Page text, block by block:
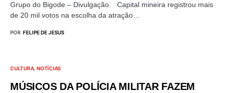
Grupo do Bigode – Divulgação. Capital mineira registrou mais
de 20 mil votos na escolha da atração…
POR FELIPE DE JESUS
CULTURA NOTÍCIAS
MÚSICOS DA POLÍCIA MILITAR FAZEM